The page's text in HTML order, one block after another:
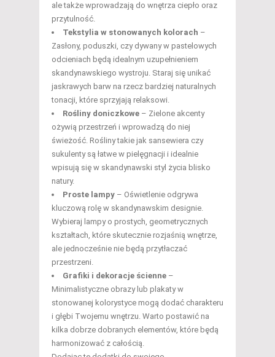
ale także wprowadzają do wnętrza ciepło oraz
przytulność.
Tekstylia w stonowanych kolorach –
Zasłony, poduszki, czy dywany w pastelowych
odcieniach będą idealnym uzupełnieniem
skandynawskiego wystroju. Staraj się unikać
jaskrawych barw na rzecz bardziej naturalnych
tonacji, które sprzyjają relaksowi.
Rośliny doniczkowe – Zielone akcenty
ożywią przestrzeń i wprowadzą do niej
świeżość. Rośliny takie jak sansewiera czy
sukulenty są łatwe w pielęgnacji i idealnie
wpisują się w skandynawski styl życia blisko
natury.
Proste lampy – Oświetlenie odgrywa
kluczową rolę w skandynawskim designie.
Wybieraj lampy o prostych, geometrycznych
kształtach, które skutecznie rozjaśnią wnętrze,
ale jednocześnie nie będą przytłaczać
przestrzeni.
Grafiki i dekoracje ścienne –
Minimalistyczne obrazy lub plakaty w
stonowanej kolorystyce mogą dodać charakteru
i głębi Twojemu wnętrzu. Warto postawić na
kilka dobrze dobranych elementów, które będą
harmonizować z całością.